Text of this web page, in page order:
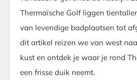
Thermaïsche Golf liggen
van levendige badplaatsen tot
dit artikel reizen we van west
kust en ontdek je waar je rond
een frisse duik neemt.